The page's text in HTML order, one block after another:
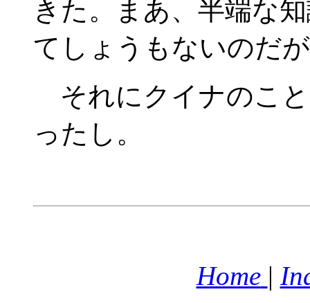
きた。まあ、半端な
てしょうもないのだ
それにクイナのこ
ったし。
Home |